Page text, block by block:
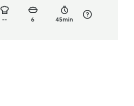
-- 6 45min